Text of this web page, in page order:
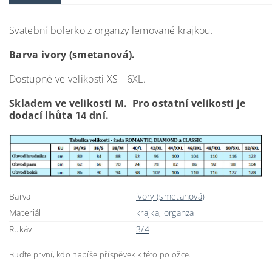
Svatební bolerko z organzy lemované krajkou.
Barva ivory (smetanová).
Dostupné ve velikosti XS - 6XL.
Skladem ve velikosti M. Pro ostatní velikosti je
dodací lhůta 14 dní.
Barva
ivory (smetanová)
Materiál
krajka, organza
Rukáv
3/4
Buďte první, kdo napíše příspěvek k této položce.